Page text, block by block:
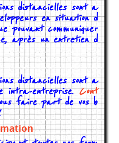
distancielles sont a
en situation d
pouvant communiquer
après un entretien d
distancielles sont a
intra-entreprise.Cont
faire part de vos b